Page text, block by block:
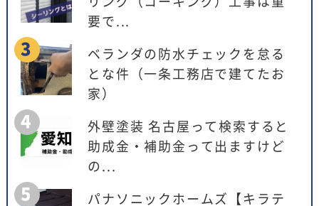
要で...
ベランダの防水チェックを怠る
とな件（一条工務店で建てたお
家）
外壁塗装 名古屋って検索すると
助成金・補助金って出ますけど
の...
パナソニックホームズ【キラテ